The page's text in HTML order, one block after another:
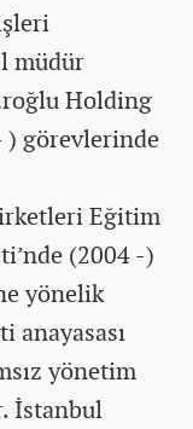
müdür
Holding
görevlerinde
Eğitim
(2004 -)
yönelik
anayasası
yönetim
İstanbul